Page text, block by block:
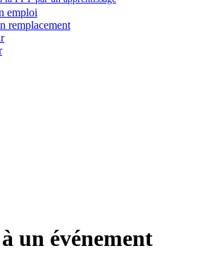
emploi
remplacement
un événement